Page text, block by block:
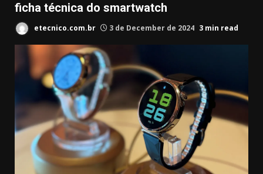
ficha técnica do smartwatch
etecnico.com.br 3 de December de 2024 3 min read